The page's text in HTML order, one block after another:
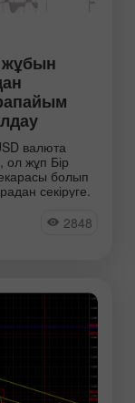
жұбын
валюта
жұп Бір
болып
секіруге.
2848